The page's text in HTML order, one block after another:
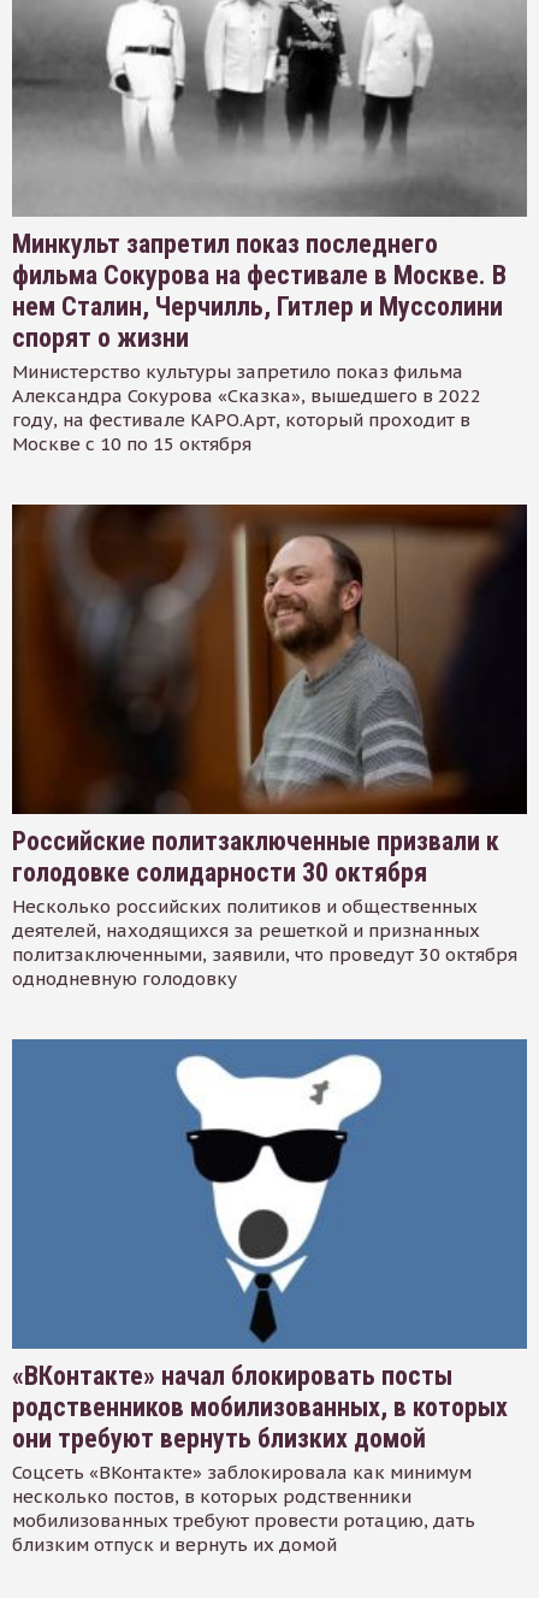
Минкульт запретил показ последнего
фильма Сокурова на фестивале в Москве. В
нем Сталин, Черчилль, Гитлер и Муссолини
спорят о жизни
Министерство культуры запретило показ фильма
Александра Сокурова «Сказка», вышедшего в 2022
году, на фестивале КАРО.Арт, который проходит в
Москве с 10 по 15 октября
Российские политзаключенные призвали к
голодовке солидарности 30 октября
Несколько российских политиков и общественных
деятелей, находящихся за решеткой и признанных
политзаключенными, заявили, что проведут 30 октября
однодневную голодовку
«ВКонтакте» начал блокировать посты
родственников мобилизованных, в которых
они требуют вернуть близких домой
Соцсеть «ВКонтакте» заблокировала как минимум
несколько постов, в которых родственники
мобилизованных требуют провести ротацию, дать
близким отпуск и вернуть их домой